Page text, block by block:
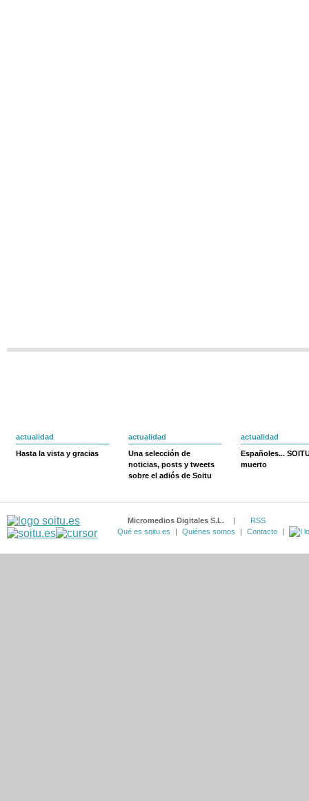
actualidad
Hasta la vista y gracias
actualidad
Una selección de
noticias, posts y tweets
sobre el adiós de Soitu
actualidad
Españoles...
muerto
Micromedios Digitales S.L. |
RSS
Qué es soitu.es
| Quiénes somos | Contacto |